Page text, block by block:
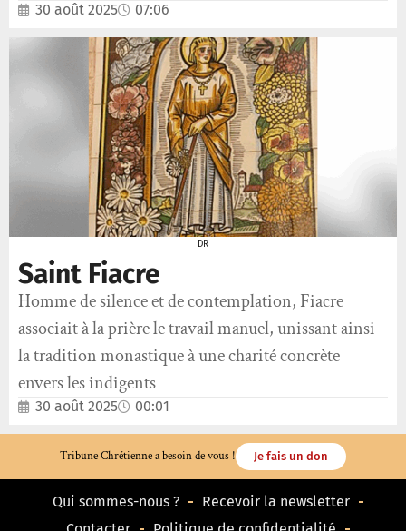
30 août 2025 07:06
DR
Saint Fiacre
Homme de silence et de contemplation, Fiacre
associait à la prière le travail manuel, unissant ainsi
la tradition monastique à une charité concrète
envers les indigents
30 août 2025 00:01
Tribune Chrétienne a besoin de vous ! Je fais un don
Qui sommes-nous ?
Recevoir la newsletter